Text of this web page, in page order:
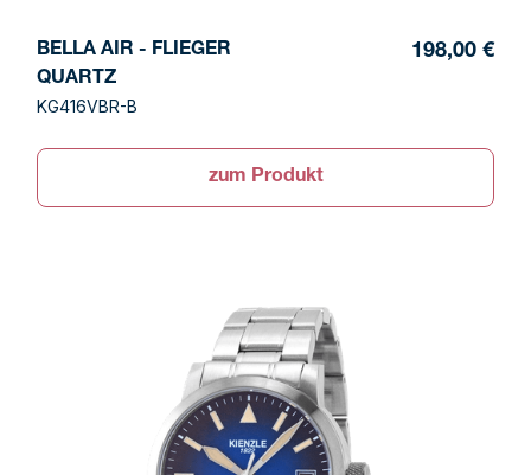
BELLA AIR - FLIEGER
QUARTZ
KG416VBR-B
198,00 €
zum Produkt